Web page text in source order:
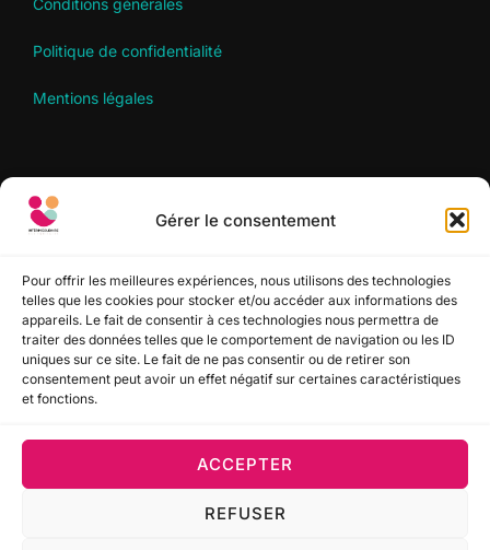
Gérer le consentement
Pour offrir les meilleures expériences, nous utilisons des technologies
telles que les cookies pour stocker et/ou accéder aux informations des
appareils. Le fait de consentir à ces technologies nous permettra de
traiter des données telles que le comportement de navigation ou les ID
uniques sur ce site. Le fait de ne pas consentir ou de retirer son
consentement peut avoir un effet négatif sur certaines caractéristiques
et fonctions.
ACCEPTER
REFUSER
Conditions générales
Politique de confidentialité
Mentions légales
RECHERCHER
Recherche
SUIVEZ-NOUS
Politique de confidentialité